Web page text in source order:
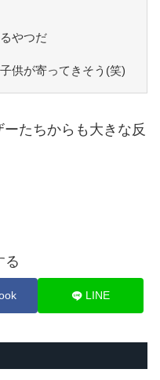
やつだ
供が寄ってきそう(笑)
たちからも大きな反
る
LINE